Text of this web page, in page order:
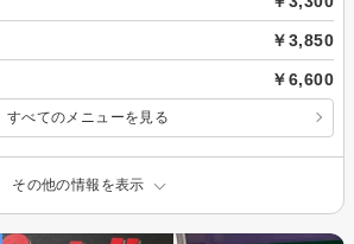
￥3,850
￥6,600
すべてのメニューを見る
その他の情報を表示